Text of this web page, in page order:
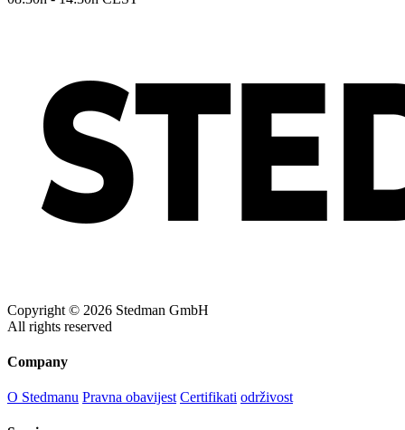
Copyright © 2026 Stedman GmbH
All rights reserved
Company
O Stedmanu Pravna obavijest Certifikati održivost